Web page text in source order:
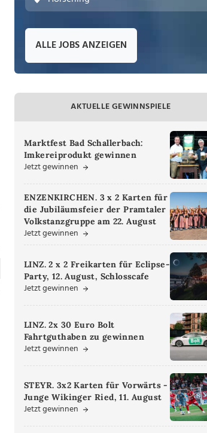
ALLE JOBS ANZEIGEN
AKTUELLE GEWINNSPIELE
Marktfest Bad Schallerbach:
Imkereiprodukt gewinnen
Jetzt gewinnen
ENZENKIRCHEN. 3 x 2 Karten für
die Jubiläumsfeier der Pramtaler
Volkstanzgruppe am 22. August
Jetzt gewinnen
LINZ. 2 x 2 Freikarten für Eclipse-
Party, 12. August, Schlosscafe
Jetzt gewinnen
LINZ. 2x 30 Euro Bolt
Fahrtguthaben zu gewinnen
Jetzt gewinnen
STEYR. 3x2 Karten für Vorwärts -
Junge Wikinger Ried, 11. August
Jetzt gewinnen